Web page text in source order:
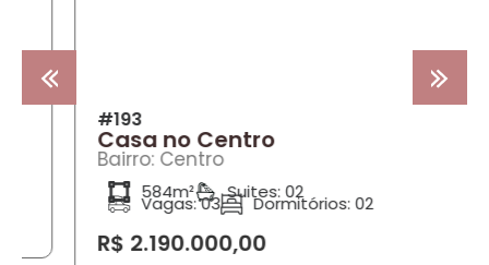
#193
Casa no Centro
Bairro: Centro
584m² Suites: 02
Vagas: 03 Dormitórios: 02
R$ 2.190.000,00